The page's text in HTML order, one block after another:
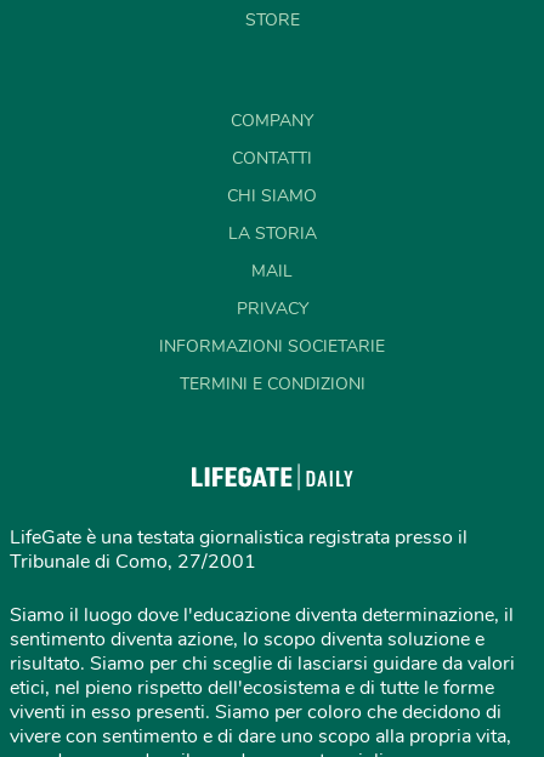
STORE
COMPANY
CONTATTI
CHI SIAMO
LA STORIA
MAIL
PRIVACY
INFORMAZIONI SOCIETARIE
TERMINI E CONDIZIONI
LifeGate è una testata giornalistica registrata presso il
Tribunale di Como, 27/2001
Siamo il luogo dove l'educazione diventa determinazione, il
sentimento diventa azione, lo scopo diventa soluzione e
risultato. Siamo per chi sceglie di lasciarsi guidare da valori
etici, nel pieno rispetto dell'ecosistema e di tutte le forme
viventi in esso presenti. Siamo per coloro che decidono di
vivere con sentimento e di dare uno scopo alla propria vita,